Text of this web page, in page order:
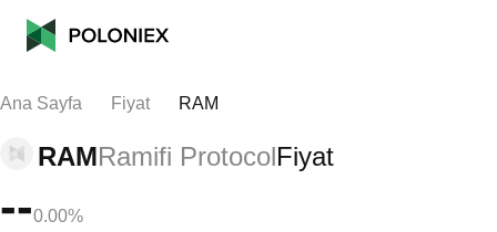
Ana Sayfa Fiyat RAM
RAMRamifi ProtocolFiyat
--0.00%